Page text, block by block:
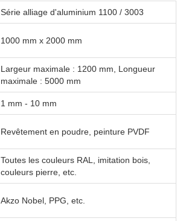
Série alliage d'aluminium 1100 / 3003
1000 mm x 2000 mm
Largeur maximale : 1200 mm, Longueur
maximale : 5000 mm
1 mm - 10 mm
Revêtement en poudre, peinture PVDF
Toutes les couleurs RAL, imitation bois,
couleurs pierre, etc.
Akzo Nobel, PPG, etc.